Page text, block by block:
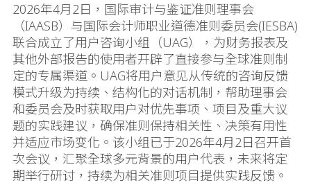
2026年4月2日，国际审计与鉴证准则理事会
（IAASB）与国际会计师职业道德准则委员会(IESBA)
联合成立了用户咨询小组（UAG），为财务报表及
其他外部报告的使用者开辟了直接参与全球准则制
定的专属渠道。UAG将用户意见从传统的咨询反馈
模式升级为持续、结构化的对话机制，帮助理事会
和委员会及时获取用户对优先事项、项目及重大议
题的实践建议，确保准则保持相关性、决策有用性
并适应市场变化。该小组已于2026年4月2日召开首
次会议，汇聚全球多元背景的用户代表，未来将定
期举行研讨，持续为相关准则项目提供实践反馈。